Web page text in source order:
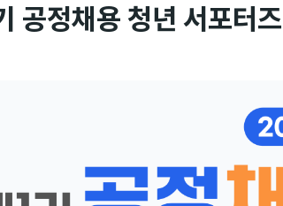
공정채용 청년 서포터